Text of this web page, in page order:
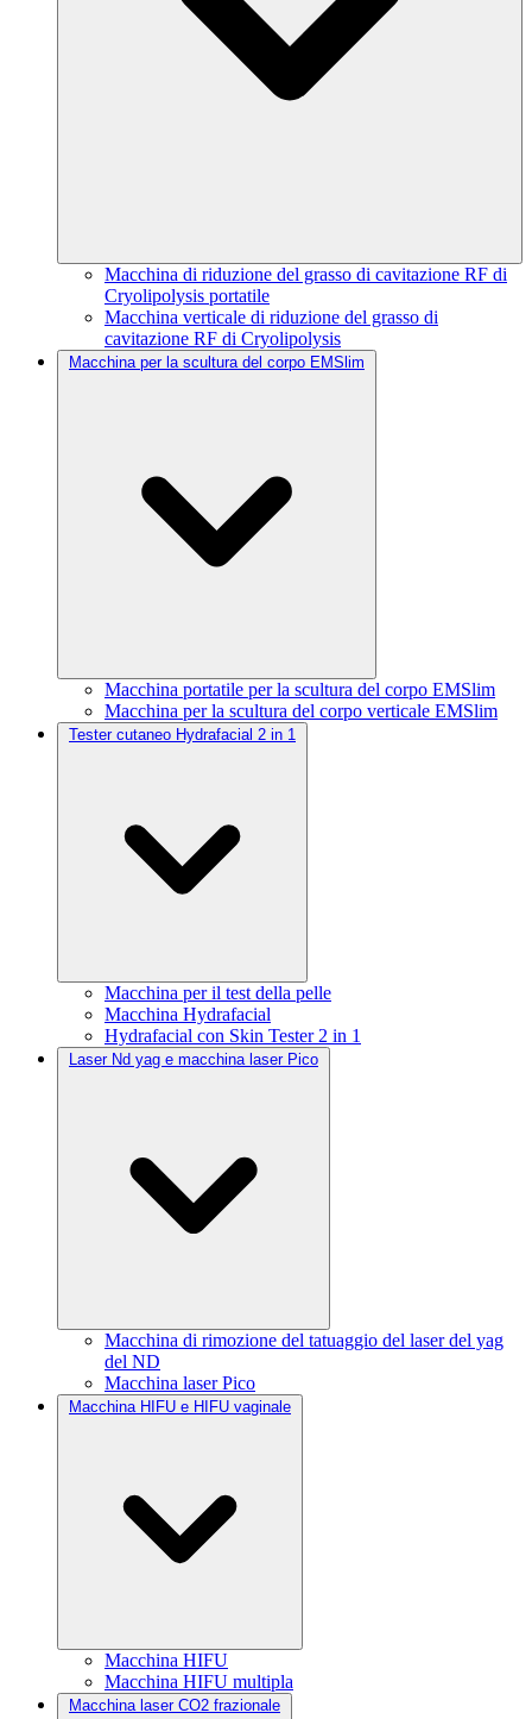
Macchina di riduzione del grasso di cavitazione RF di
Cryolipolysis portatile
Macchina verticale di riduzione del grasso di
cavitazione RF di Cryolipolysis
Macchina per la scultura del corpo EMSlim
Macchina portatile per la scultura del corpo EMSlim
Macchina per la scultura del corpo verticale EMSlim
Tester cutaneo Hydrafacial 2 in 1
Macchina per il test della pelle
Macchina Hydrafacial
Hydrafacial con Skin Tester 2 in 1
Laser Nd yag e macchina laser Pico
Macchina di rimozione del tatuaggio del laser del yag
del ND
Macchina laser Pico
Macchina HIFU e HIFU vaginale
Macchina HIFU
Macchina HIFU multipla
Macchina laser CO2 frazionale